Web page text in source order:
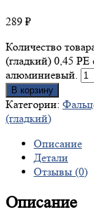
289 ₽
Количество
(гладкий) 0,45
алюминиевый.
В корзину
Категории:
(гладкий)
Описание
Детали
Отзывы (0)
Описание